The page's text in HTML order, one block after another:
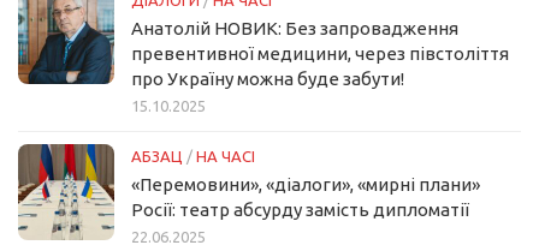
Анатолій НОВИК: Без запровадження
превентивної медицини, через півстоліття
про Україну можна буде забути!
15.10.2025
АБЗАЦ / НА ЧАСІ
«Перемовини», «діалоги», «мирні плани»
Росії: театр абсурду замість дипломатії
22.06.2025